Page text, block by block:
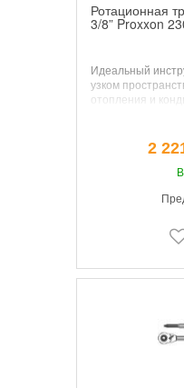
Ротационная
3/8” Proxxon
Идеальный
узком
отопления и
коробках
2